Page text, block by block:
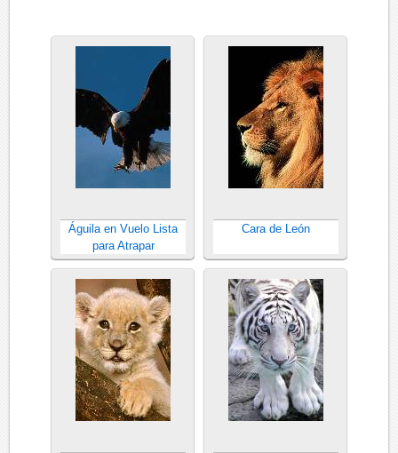
Águila en Vuelo Lista
para Atrapar
Cara de León